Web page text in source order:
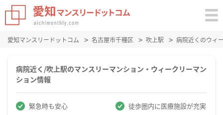
愛知マンスリードットコム 名古屋市千種区 吹上駅 病院近くのウィ
病院近く/吹上駅のマンスリーマンション・ウィークリーマン
ション情報
緊急時も安心 徒歩圏内に医療施設が充実